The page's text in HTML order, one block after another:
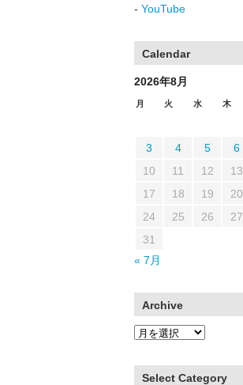
- YouTube
Calendar
2026年8月
月 火 水 木
3
4 5 6
10
11 12 13
17
18 19 20
24
25 26 27
31
« 7月
Archive
Archive
Select Category